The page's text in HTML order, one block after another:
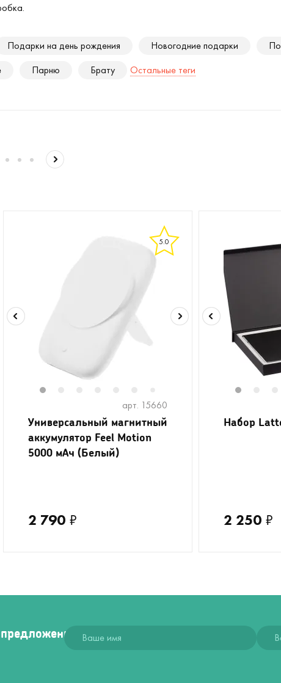
Подарки на день рождения Новогодние подарки
Парню Брату Остальные теги
11
5.0
11
арт. 15660
Универсальный магнитный
аккумулятор Feel Motion
5000 мАч (Белый)
2 790 ₽
Набор
2 250 ₽